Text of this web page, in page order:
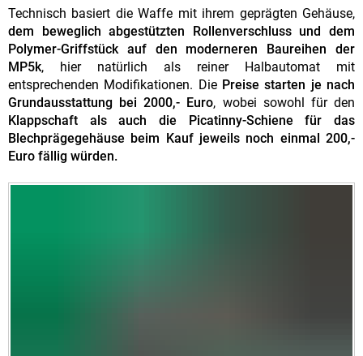
Technisch basiert die Waffe mit ihrem geprägten Gehäuse,
dem beweglich abgestützten Rollenverschluss und dem
Polymer-Griffstück auf den moderneren Baureihen der
MP5k, hier natürlich als reiner Halbautomat mit
entsprechenden Modifikationen. Die Preise starten je nach
Grundausstattung bei 2000,- Euro, wobei sowohl für den
Klappschaft als auch die Picatinny-Schiene für das
Blechprägegehäuse beim Kauf jeweils noch einmal 200,-
Euro fällig würden.